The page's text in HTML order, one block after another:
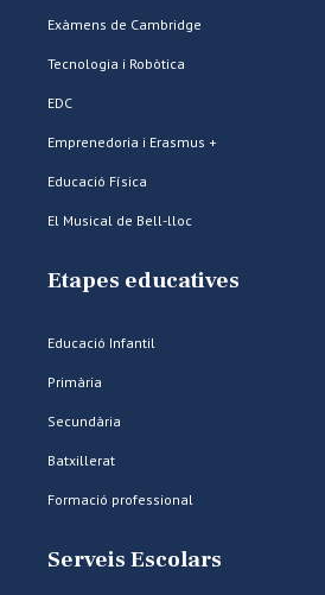
Exàmens de Cambridge
Tecnologia i Robòtica
EDC
Emprenedoria i Erasmus +
Educació Física
El Musical de Bell-lloc
Etapes educatives
Educació Infantil
Primària
Secundària
Batxillerat
Formació professional
Serveis Escolars